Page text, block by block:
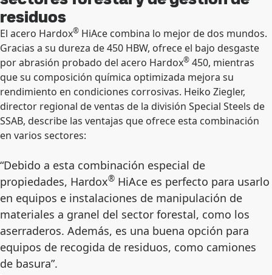
residuos
El acero Hardox® HiAce combina lo mejor de dos mundos.
Gracias a su dureza de 450 HBW, ofrece el bajo desgaste
por abrasión probado del acero Hardox® 450, mientras
que su composición química optimizada mejora su
rendimiento en condiciones corrosivas. Heiko Ziegler,
director regional de ventas de la división Special Steels de
SSAB, describe las ventajas que ofrece esta combinación
en varios sectores:
“Debido a esta combinación especial de
propiedades, Hardox® HiAce es perfecto para usarlo
en equipos e instalaciones de manipulación de
materiales a granel del sector forestal, como los
aserraderos. Además, es una buena opción para
equipos de recogida de residuos, como camiones
de basura”.